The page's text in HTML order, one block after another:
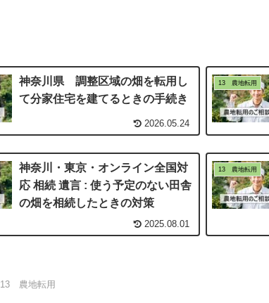
神奈川県 調整区域の畑を転用し
て分家住宅を建てるときの手続き
2026.05.24
13 農地転用
神奈川・東京・オンライン全国対
応 相続 遺言 : 使う予定のない田舎
の畑を相続したときの対策
2025.08.01
13 農地転用
13 農地転用